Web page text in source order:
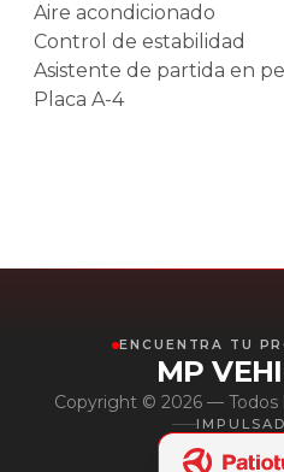
Aire acondicionado
Control de estabilidad
Asistente de partida en
Placa A-4
ENCUENTRA TU
MP
Copyright © 2026 — Todos